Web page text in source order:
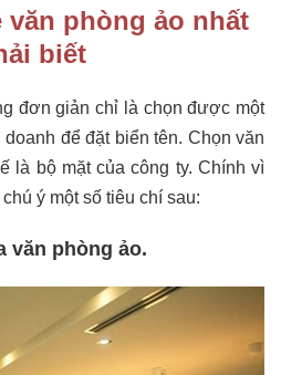
văn phòng ảo nhất
biết
đơn giản chỉ là chọn được một
để đặt biển tên. Chọn văn
là bộ mặt của công ty. Chính vì
ý một số tiêu chí sau:
văn phòng ảo.